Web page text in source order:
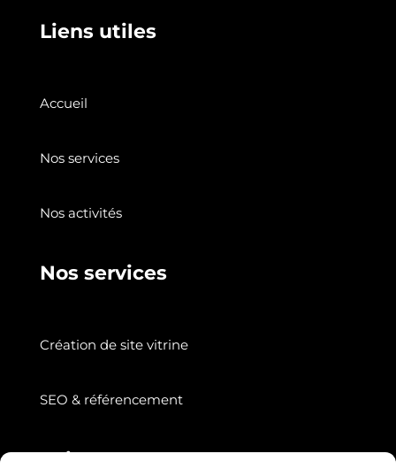
Liens utiles
Accueil
Nos services
Nos activités
Nos services
Création de site vitrine
SEO & référencement
Suivez nous